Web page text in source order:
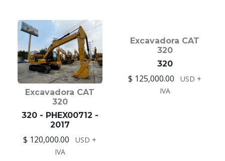
Excavadora CAT
320
320 - PHEX00712 -
2017
$ 120,000.00
USD +
IVA